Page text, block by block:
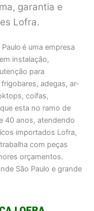
garantia e
Lofra.
é uma empresa
instalação,
para
adegas, ar-
coifas,
esta no ramo de
40 anos, atendendo
importados Lofra,
com peças
orçamentos.
São Paulo e grande